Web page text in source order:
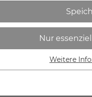
nach
Nur
Essenzielle Cookies
Weitere